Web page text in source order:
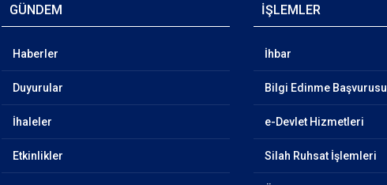
GÜNDEM
Haberler
Duyurular
İhaleler
Etkinlikler
İŞLEMLER
İhbar
Bilgi Edinme Başvurusu
e-Devlet Hizmetleri
Silah Ruhsat İşlemleri